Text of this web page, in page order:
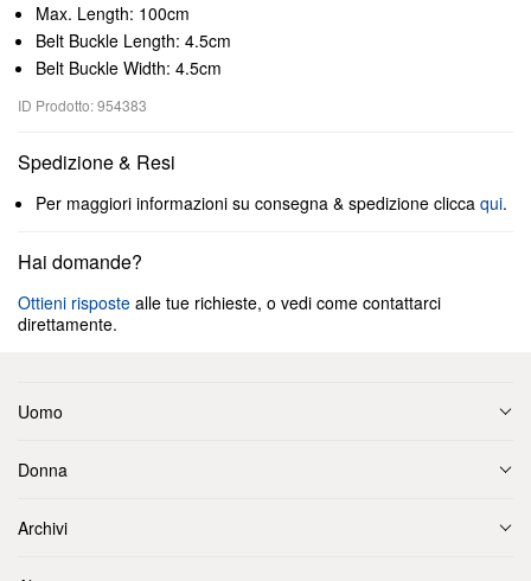
Max. Length: 100cm
Belt Buckle Length: 4.5cm
Belt Buckle Width: 4.5cm
ID Prodotto: 954383
Spedizione & Resi
Per maggiori informazioni su consegna & spedizione clicca qui.
Hai domande?
Ottieni risposte alle tue richieste, o vedi come contattarci
direttamente.
Uomo
Donna
Archivi